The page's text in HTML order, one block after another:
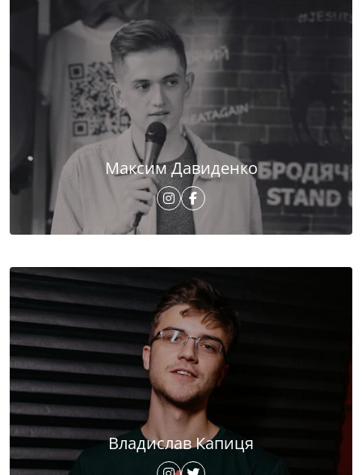
Максим Давиденко
Владислав Капиця